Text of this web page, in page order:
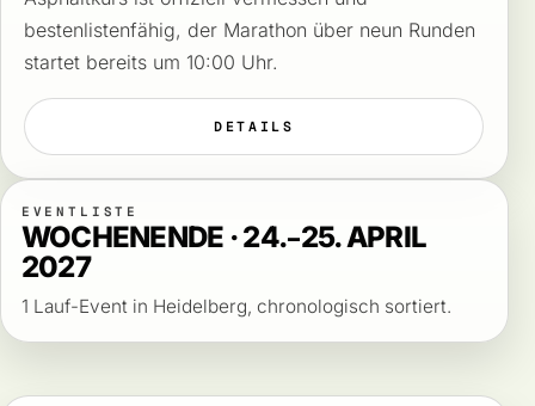
bestenlistenfähig, der Marathon über neun Runden
startet bereits um 10:00 Uhr.
DETAILS
EVENTLISTE
WOCHENENDE · 24.–25. APRIL
2027
1 Lauf-Event in Heidelberg, chronologisch sortiert.